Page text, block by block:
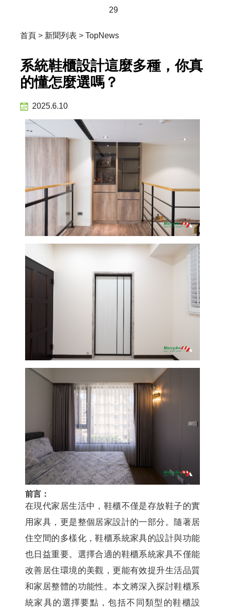
29
首頁 > 新聞列表 > TopNews
系統鞋櫃設計這麼多種，你真
的懂怎麼選嗎？
2025.6.10
前言：
在現代家居生活中，鞋櫃不僅是存放鞋子的實
用家具，更是整個居家設計的一部分。隨著居
住空間的多樣化，鞋櫃系統家具的設計與功能
也日益重要。選擇合適的鞋櫃系統家具不僅能
改善居住環境的美觀，更能有效提升生活品質
和家居整體的功能性。本文將深入探討鞋櫃系
統家具的選擇要點，包括不同類型的鞋櫃設